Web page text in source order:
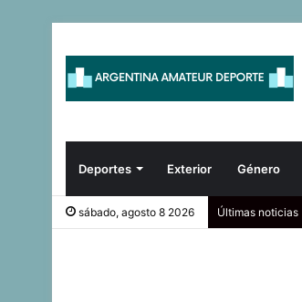
Deportes Exterior Género
sábado, agosto 8 2026 Últimas noticias